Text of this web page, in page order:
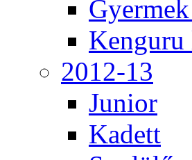
Kenguru
2012-13
Junior
Kadett